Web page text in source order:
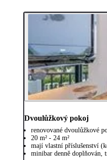
Dvoulůžkový pokoj
renovované dvoulůžkové
20 m² - 24 m²
mají vlastní příslušenství
minibar denně doplňován,